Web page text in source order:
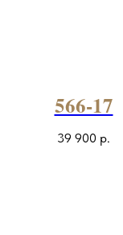
566-17
39 900 р.